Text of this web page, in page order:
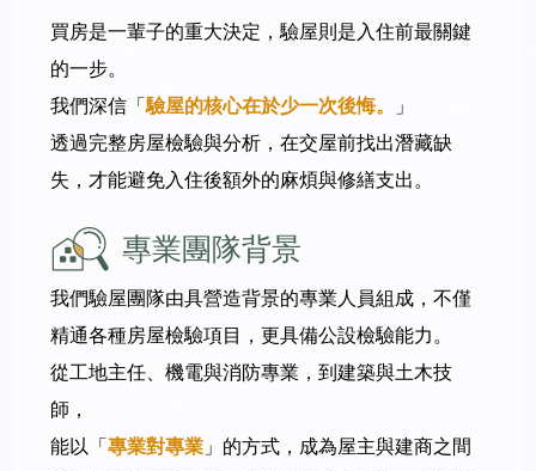
買房是一輩子的重大決定，驗屋則是入住前最關鍵
的一步。
我們深信「 驗屋的核心在於少一次後悔。
」
透過完整房屋檢驗與分析，在交屋前找出潛藏缺
失，才能避免入住後額外的麻煩與修繕支出。
專業團隊背景
我們驗屋團隊由具營造背景的專業人員組成，不僅
精通各種房屋檢驗項目，更具備公設檢驗能力。
從工地主任、機電與消防專業，到建築與土木技
師，
能以「 專業對專業 」的方式，成為屋主與建商之間